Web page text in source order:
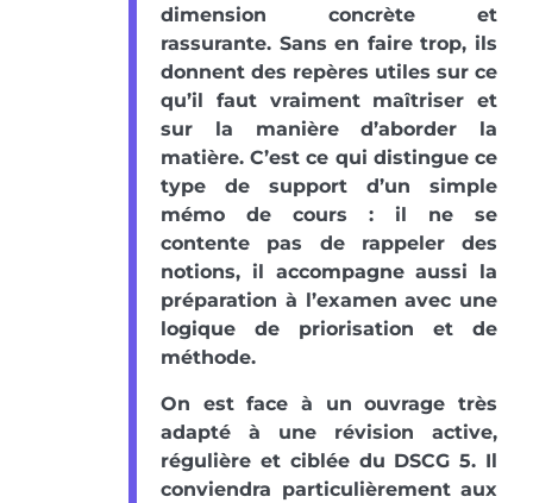
dimension concrète et
rassurante. Sans en faire trop, ils
donnent des repères utiles sur ce
qu’il faut vraiment maîtriser et
sur la manière d’aborder la
matière. C’est ce qui distingue ce
type de support d’un simple
mémo de cours : il ne se
contente pas de rappeler des
notions, il accompagne aussi la
préparation à l’examen avec une
logique de priorisation et de
méthode.
On est face à un ouvrage très
adapté à une révision active,
régulière et ciblée du DSCG 5. Il
conviendra particulièrement aux